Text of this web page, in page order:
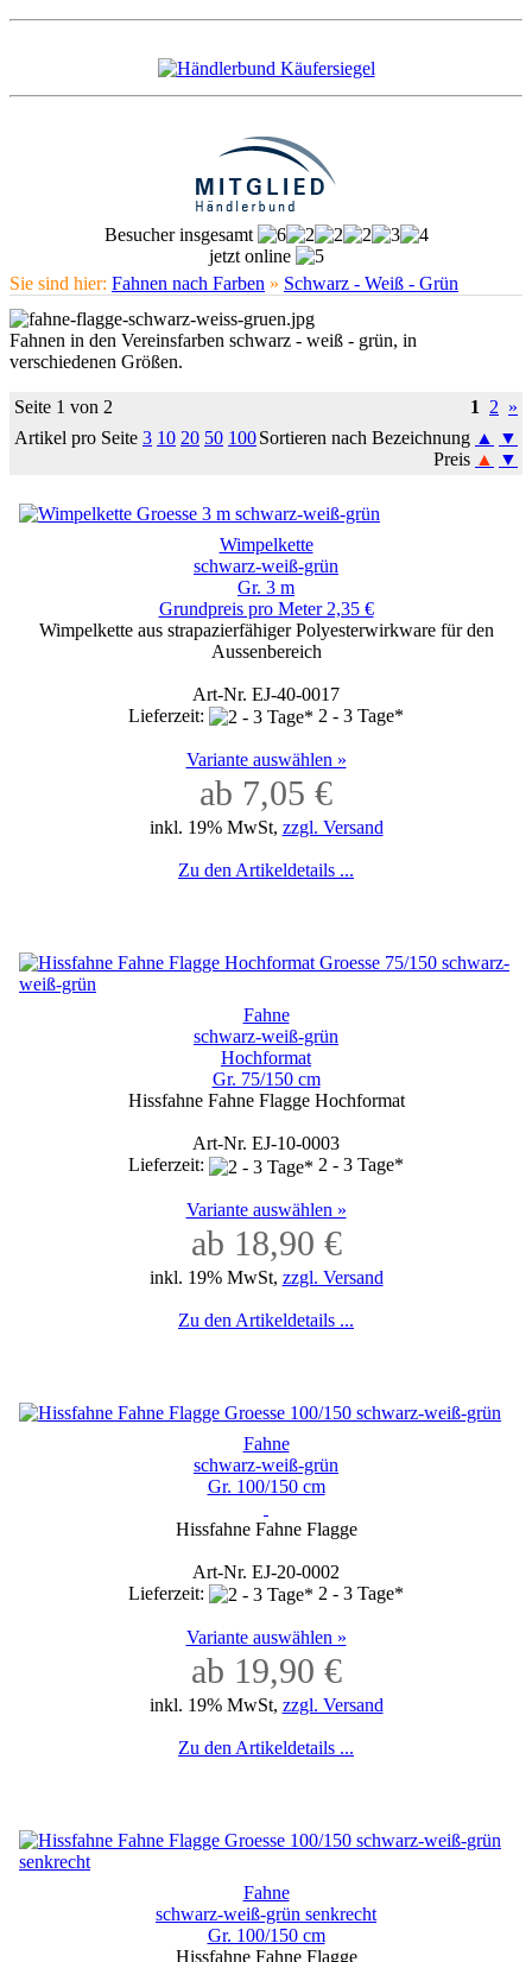
Besucher insgesamt
jetzt online
Sie sind hier: Fahnen nach Farben » Schwarz - Weiß - Grün
Fahnen in den Vereinsfarben schwarz - weiß - grün, in
verschiedenen Größen.
Seite 1 von 2 1 2 »
Artikel pro Seite 3 10 20 50 100Sortieren nach Bezeichnung ▲
▼
Preis ▲ ▼
Wimpelkette
schwarz-weiß-grün
Gr. 3 m
Grundpreis pro Meter 2,35 €
Wimpelkette aus strapazierfähiger Polyesterwirkware für den
Aussenbereich
Art-Nr. EJ-40-0017
Lieferzeit:
2 - 3 Tage*
Variante auswählen »
ab 7,05 €
inkl. 19% MwSt, zzgl. Versand
Zu den Artikeldetails ...
Fahne
schwarz-weiß-grün
Hochformat
Gr. 75/150 cm
Hissfahne Fahne Flagge Hochformat
Art-Nr. EJ-10-0003
Lieferzeit:
2 - 3 Tage*
Variante auswählen »
ab 18,90 €
inkl. 19% MwSt, zzgl. Versand
Zu den Artikeldetails ...
Fahne
schwarz-weiß-grün
Gr. 100/150 cm
Hissfahne Fahne Flagge
Art-Nr. EJ-20-0002
Lieferzeit:
2 - 3 Tage*
Variante auswählen »
ab 19,90 €
inkl. 19% MwSt, zzgl. Versand
Zu den Artikeldetails ...
Fahne
schwarz-weiß-grün senkrecht
Gr. 100/150 cm
Hissfahne Fahne Flagge